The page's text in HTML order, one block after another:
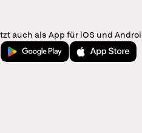
auch als App für iOS und
Jetzt bei Google PlayLaden im App